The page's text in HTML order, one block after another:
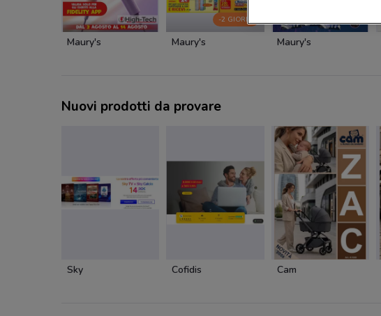
Maury's
-2 GIORNI
Maury's Maury's
Nuovi prodotti da provare
Sky Cofidis Cam